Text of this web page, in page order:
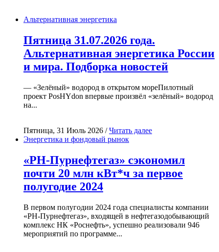
Альтернативная энергетика
Пятница 31.07.2026 года.
Альтернативная энергетика России
и мира. Подборка новостей
— «Зелёный» водород в открытом мореПилотный
проект PosHYdon впервые произвёл «зелёный» водород
на...
Пятница, 31 Июль 2026 /Читать далее
Энергетика и фондовый рынок
«РН-Пурнефтегаз» сэкономил
почти 20 млн кВт*ч за первое
полугодие 2024
В первом полугодии 2024 года специалисты компании
«РН-Пурнефтегаз», входящей в нефтегазодобывающий
комплекс НК «Роснефть», успешно реализовали 946
мероприятий по программе...